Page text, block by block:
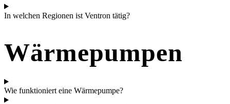
In welchen Regionen ist Ventron tätig?
Wärmepumpen
Wie funktioniert eine Wärmepumpe?